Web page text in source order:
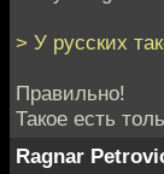
> У русских
Правильно!
Такое есть
Ragnar